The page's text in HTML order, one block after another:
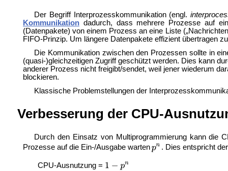
Der Begriff Interprozesskommunikation (engl.
Kommunikationdadurch, dass mehrere Prozesse auf
(Datenpakete) von einem Prozess an eine Liste
FIFO-Prinzip. Um längere Datenpakete effizient übertragen
Die Kommunikation zwischen den Prozessen sollte in
(quasi-)gleichzeitigen Zugriff geschützt werden. Dies kann
anderer Prozess nicht freigibt/sendet, weil jener wiederum
blockieren.
Klassische Problemstellungen der
Verbesserung der CPU-
Durch den Einsatz von Multiprogrammierung kann die
Prozesse auf die Ein-/Ausgabe warten
. Dies entspricht
CPU-Ausnutzung =